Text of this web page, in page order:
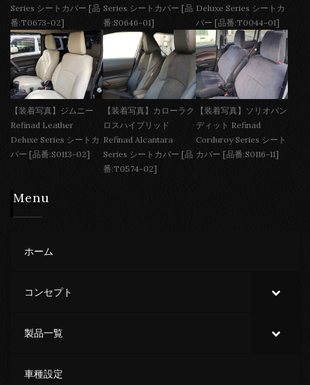
Series シートカバー [品
番:T0673-02]
Series シートカバー [品
番:S0646-01]
Deluxe Series シートカ
バー [品番:T0044-01]
【装着写真】ジムニー
Refinad Leather
Deluxe Series シートカ
バー [品番:S0113-02]
【装着写真】カローラク
ロスハイブリッド
Refinad Alcantara
Series シートカバー [品
番:T0574-02]
【装着写真】ソリオバン
ディット Refinad
Corduroy Series シート
カバー [品番:S0116-11]
Menu
ホーム
コンセプト
製品一覧
車種設定